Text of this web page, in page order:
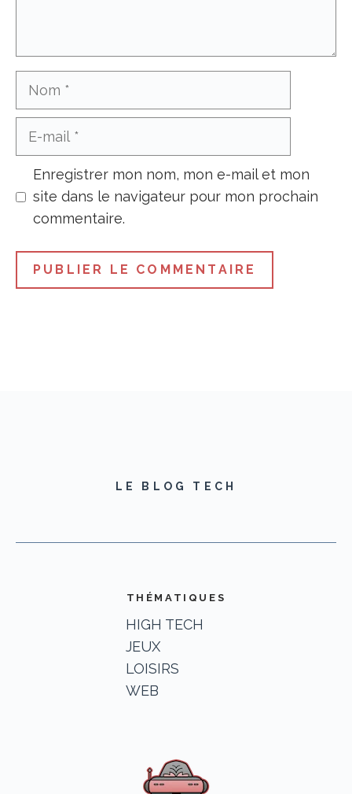
Enregistrer mon nom, mon e-mail et mon
site dans le navigateur pour mon prochain
commentaire.
LE BLOG TECH
THÉMATIQUES
HIGH TECH
JEUX
LOISIRS
WEB